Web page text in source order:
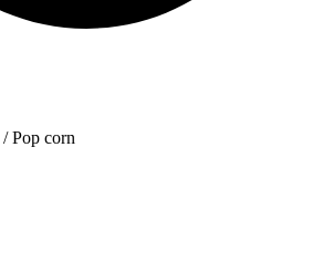
/ Pop corn